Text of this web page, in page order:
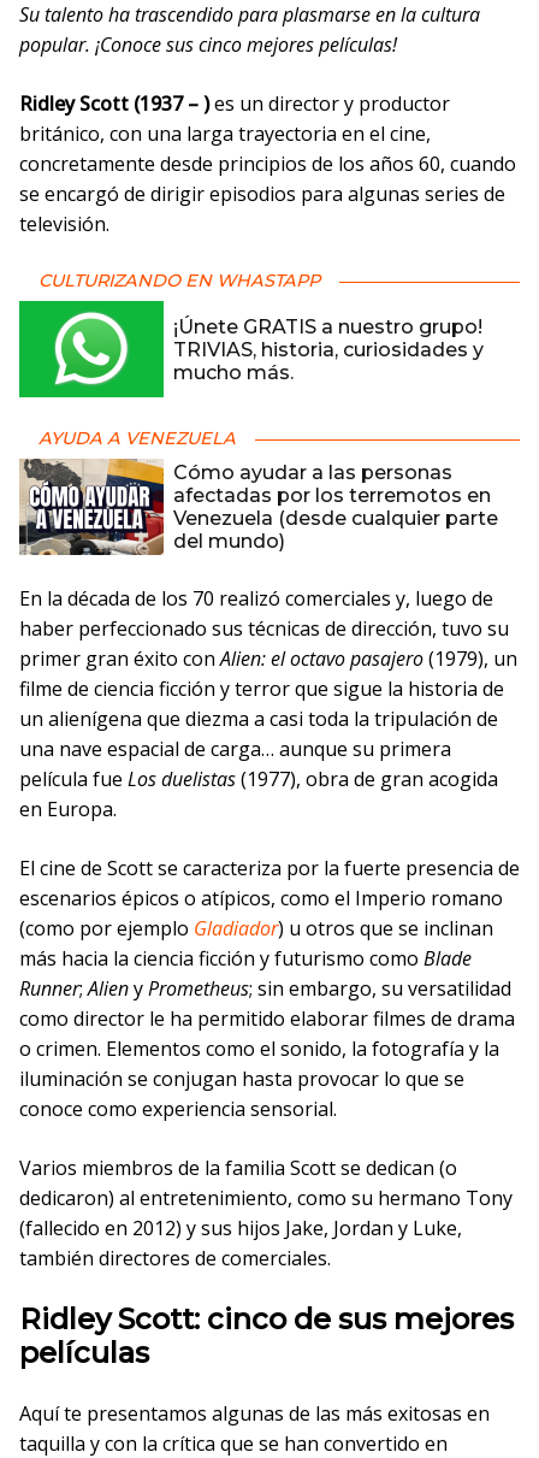
Su talento ha trascendido para plasmarse en la cultura
popular. ¡Conoce sus cinco mejores películas!
Ridley Scott (1937 – )es un director y productor
británico, con una larga trayectoria en el cine,
concretamente desde principios de los años 60, cuando
se encargó de dirigir episodios para algunas series de
televisión.
CULTURIZANDO EN WHASTAPP
¡Únete GRATIS a nuestro grupo!
TRIVIAS, historia, curiosidades y
mucho más.
AYUDA A VENEZUELA
Cómo ayudar a las personas
afectadas por los terremotos en
Venezuela (desde cualquier parte
del mundo)
En la década de los 70 realizó comerciales y, luego de
haber perfeccionado sus técnicas de dirección, tuvo su
primer gran éxito conAlien: el octavo pasajero(1979), un
filme de ciencia ficción y terror que sigue la historia de
un alienígena que diezma a casi toda la tripulación de
una nave espacial de carga… aunque su primera
película fue Los duelistas(1977), obra de gran acogida
en Europa.
El cine de Scott se caracteriza por la fuerte presencia de
escenarios épicos o atípicos, como el Imperio romano
(como por ejemplo Gladiador) u otros que se inclinan
más hacia la ciencia ficción y futurismo como Blade
Runner;AlienyPrometheus; sin embargo, su versatilidad
como director le ha permitido elaborar filmes de drama
o crimen. Elementos como el sonido, la fotografía y la
iluminación se conjugan hasta provocar lo que se
conoce como experiencia sensorial.
Varios miembros de la familia Scott se dedican (o
dedicaron) al entretenimiento, como su hermano Tony
(fallecido en 2012) y sus hijos Jake, Jordan y Luke,
también directores de comerciales.
Ridley Scott: cinco de sus mejores
películas
Aquí te presentamos algunas de las más exitosas en
taquilla y con la crítica que se han convertido en